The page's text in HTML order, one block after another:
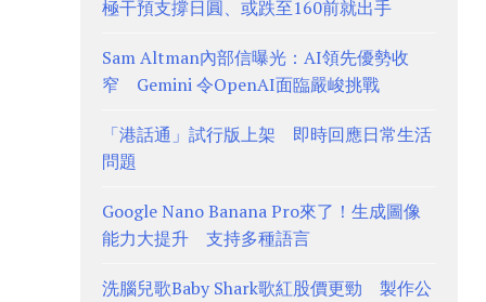
極干預支撐日圓、或跌至160前就出手
Sam Altman內部信曝光：AI領先優勢收
窄 Gemini 令OpenAI面臨嚴峻挑戰
「港話通」試行版上架 即時回應日常生活
問題
Google Nano Banana Pro來了！生成圖像
能力大提升 支持多種語言
洗腦兒歌Baby Shark歌紅股價更勁 製作公